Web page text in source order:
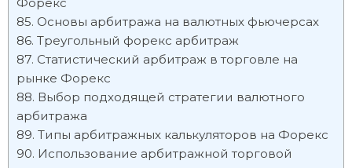
Основы арбитража на валютных фьючерсах
Треугольный форекс арбитраж
Статистический арбитраж в торговле на
рынке Форекс
Выбор подходящей стратегии валютного
арбитража
Типы арбитражных калькуляторов на Форекс
Использование арбитражной торговой